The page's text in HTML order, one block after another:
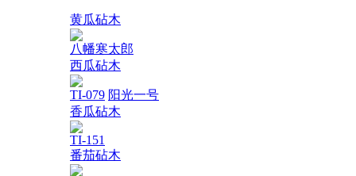
黄瓜砧木
八幡寒太郎
西瓜砧木
TI-079 阳光一号
香瓜砧木
TI-151
番茄砧木